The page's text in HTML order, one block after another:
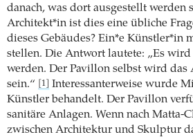
danach, was dort ausgestellt werden
Architekt*in ist dies eine übliche
dieses Gebäudes? Ein*e Künstler*in
stellen. Die Antwort lautete: „Es
werden. Der Pavillon selbst wird das
sein.“
[1]
Interessanterweise wurde
Künstler behandelt. Der Pavillon
sanitäre Anlagen. Wenn nach Matta-
zwischen Architektur und Skulptur